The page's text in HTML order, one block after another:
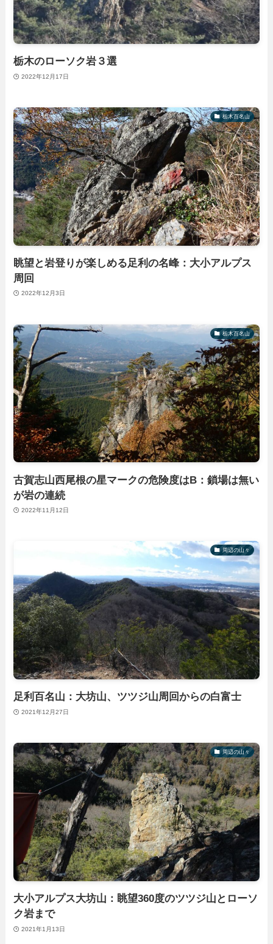
栃木のローソク岩３選
2022年12月17日
栃木百名山
眺望と岩登りが楽しめる足利の名峰：大小アルプス
周回
2022年12月3日
栃木百名山
古賀志山西尾根の星マークの危険度はB：鎖場は無い
が岩の連続
2022年11月12日
周辺の山々
足利百名山：大坊山、ツツジ山周回からの白富士
2021年12月27日
周辺の山々
大小アルプス大坊山：眺望360度のツツジ山とローソ
ク岩まで
2021年1月13日